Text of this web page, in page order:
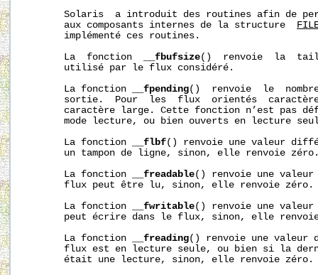
Solaris  a introduit des routines afin de
       aux composants internes de la structure
       implémenté ces routines.
       La  fonction
__fbufsize()  renvoie  la
       utilisé par le flux considéré.
       La fonction
__fpending()  renvoie  le
sortie.  Pour  les  flux  orientés
caractère large. Cette fonction n’est pas
mode lecture, ou bien ouverts en lecture
       La fonction
__flbf() renvoie une valeur
un tampon de ligne, sinon, elle renvoie
       La fonction
__freadable() renvoie une
       flux peut être lu, sinon, elle renvoie zéro.
       La fonction
__fwritable() renvoie une
peut écrire dans le flux, sinon, elle
       La fonction
__freading() renvoie une
flux est en lecture seule, ou bien si la
       était une lecture, sinon, elle renvoie zéro.